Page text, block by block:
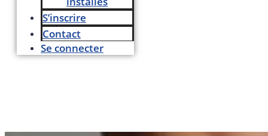
S’inscrire
Contact
Se connecter